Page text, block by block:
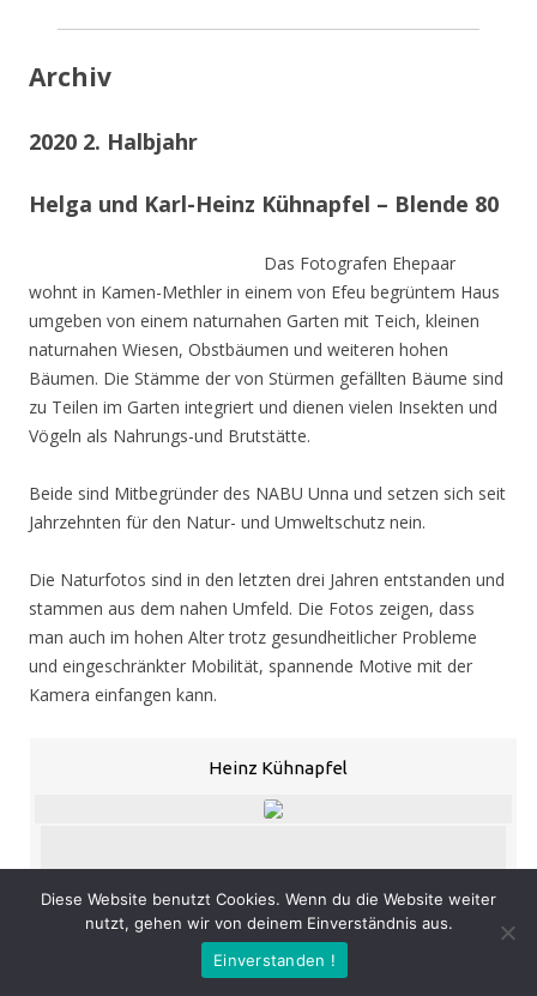
Archiv
2020 2. Halbjahr
Helga und Karl-Heinz Kühnapfel – Blende 80
Das Fotografen Ehepaar
wohnt in Kamen-Methler in einem von Efeu begrüntem Haus
umgeben von einem naturnahen Garten mit Teich, kleinen
naturnahen Wiesen, Obstbäumen und weiteren hohen
Bäumen. Die Stämme der von Stürmen gefällten Bäume sind
zu Teilen im Garten integriert und dienen vielen Insekten und
Vögeln als Nahrungs-und Brutstätte.
Beide sind Mitbegründer des NABU Unna und setzen sich seit
Jahrzehnten für den Natur- und Umweltschutz nein.
Die Naturfotos sind in den letzten drei Jahren entstanden und
stammen aus dem nahen Umfeld. Die Fotos zeigen, dass
man auch im hohen Alter trotz gesundheitlicher Probleme
und eingeschränkter Mobilität, spannende Motive mit der
Kamera einfangen kann.
Heinz Kühnapfel
« von ›
: Donnerstag 05.11.20, 19.00 Uhr
: 05.11. – 07.02.21, geöffnet Mo. – Do. 8.30 – 16.00 Uhr,
Diese Website benutzt Cookies. Wenn du die Website weiter
nutzt, gehen wir von deinem Einverständnis aus.
Einverstanden !